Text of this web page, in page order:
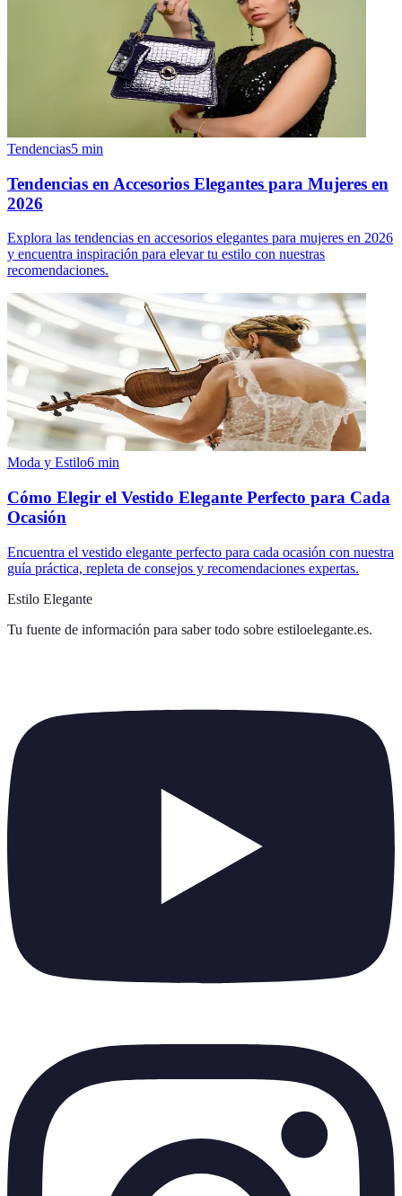
Tendencias5 min
Tendencias en Accesorios Elegantes para Mujeres en
2026
Explora las tendencias en accesorios elegantes para mujeres en 2026
y encuentra inspiración para elevar tu estilo con nuestras
recomendaciones.
Moda y Estilo6 min
Cómo Elegir el Vestido Elegante Perfecto para Cada
Ocasión
Encuentra el vestido elegante perfecto para cada ocasión con nuestra
guía práctica, repleta de consejos y recomendaciones expertas.
Estilo Elegante
Tu fuente de información para saber todo sobre estiloelegante.es.